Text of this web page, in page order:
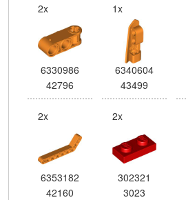
2x
6330986
42796
1x
6340604
43499
2x
6353182
42160
2x
302321
3023